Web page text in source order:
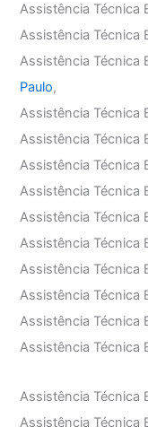
Assistência Técnica
Assistência Técnica
Assistência Técnica
Paulo,
Assistência Técnica
Assistência Técnica
Assistência Técnica
Assistência Técnica
Assistência Técnica
Assistência Técnica
Assistência Técnica
Assistência Técnica
Assistência Técnica
Assistência Técnica
Assistência Técnica
Assistência Técnica